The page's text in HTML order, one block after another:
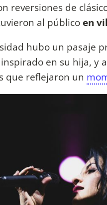
reversiones de
al público en
hubo un pasaje
en su hija, y
que reflejaron un